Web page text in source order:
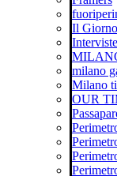
Il
Interviste
milano
Milano
OUR